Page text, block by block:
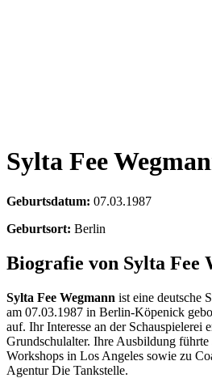
Sylta Fee
Geburtsdatum: 07.03.1987
Geburtsort: Berlin
Biografie von Sylta Fee
Sylta Fee Wegmann ist eine deutsche
am 07.03.1987 in Berlin-Köpenick
auf. Ihr Interesse an der Schauspielerei
Grundschulalter. Ihre Ausbildung führte
Workshops in Los Angeles sowie zu
Agentur Die Tankstelle.